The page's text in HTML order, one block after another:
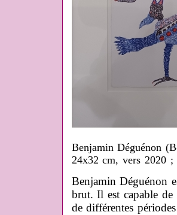
Benjamin Déguénon
24x32 cm, vers 2020
Benjamin Déguénon
brut. Il est capable de
de différentes